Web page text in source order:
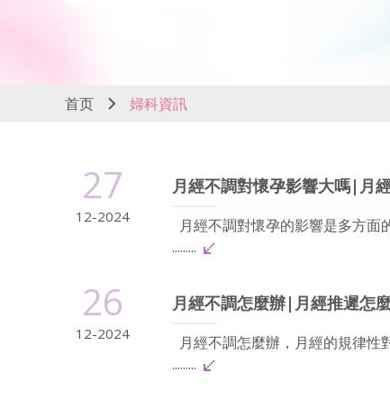
首页 婦科資訊
27
12-2024
月經不調對懷孕影響大嗎|月
月經不調對懷孕的影響是多方
.........
26
12-2024
月經不調怎麼辦|月經推遲怎
月經不調怎麼辦，月經的規律
.........